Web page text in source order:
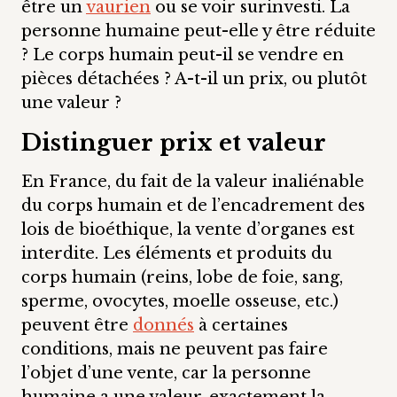
être unvaurien ou se voir surinvesti. La
personne humaine peut-elle y être réduite
? Le corps humain peut-il se vendre en
pièces détachées ? A-t-il un prix, ou plutôt
une valeur ?
Distinguer prix et valeur
En France, du fait de la valeur inaliénable
du corps humain et de l’encadrement des
lois de bioéthique, la vente d’organes est
interdite. Les éléments et produits du
corps humain (reins, lobe de foie, sang,
sperme, ovocytes, moelle osseuse, etc.)
peuvent être donnés à certaines
conditions, mais ne peuvent pas faire
l’objet d’une vente, car la personne